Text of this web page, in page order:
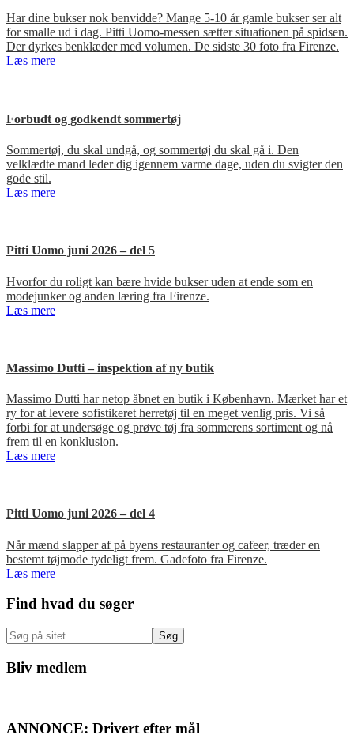
Har dine bukser nok benvidde? Mange 5-10 år gamle bukser ser alt
for smalle ud i dag. Pitti Uomo-messen sætter situationen på spidsen.
Der dyrkes benklæder med volumen. De sidste 30 foto fra Firenze.
Læs mere
Forbudt og godkendt sommertøj
Sommertøj, du skal undgå, og sommertøj du skal gå i. Den
velklædte mand leder dig igennem varme dage, uden du svigter den
gode stil.
Læs mere
Pitti Uomo juni 2026 – del 5
Hvorfor du roligt kan bære hvide bukser uden at ende som en
modejunker og anden læring fra Firenze.
Læs mere
Massimo Dutti – inspektion af ny butik
Massimo Dutti har netop åbnet en butik i København. Mærket har et
ry for at levere sofistikeret herretøj til en meget venlig pris. Vi så
forbi for at undersøge og prøve tøj fra sommerens sortiment og nå
frem til en konklusion.
Læs mere
Pitti Uomo juni 2026 – del 4
Når mænd slapper af på byens restauranter og cafeer, træder en
bestemt tøjmode tydeligt frem. Gadefoto fra Firenze.
Læs mere
Primær
Sidebar
Find hvad du søger
Søg
på
sitet
Bliv medlem
ANNONCE: Drivert efter mål